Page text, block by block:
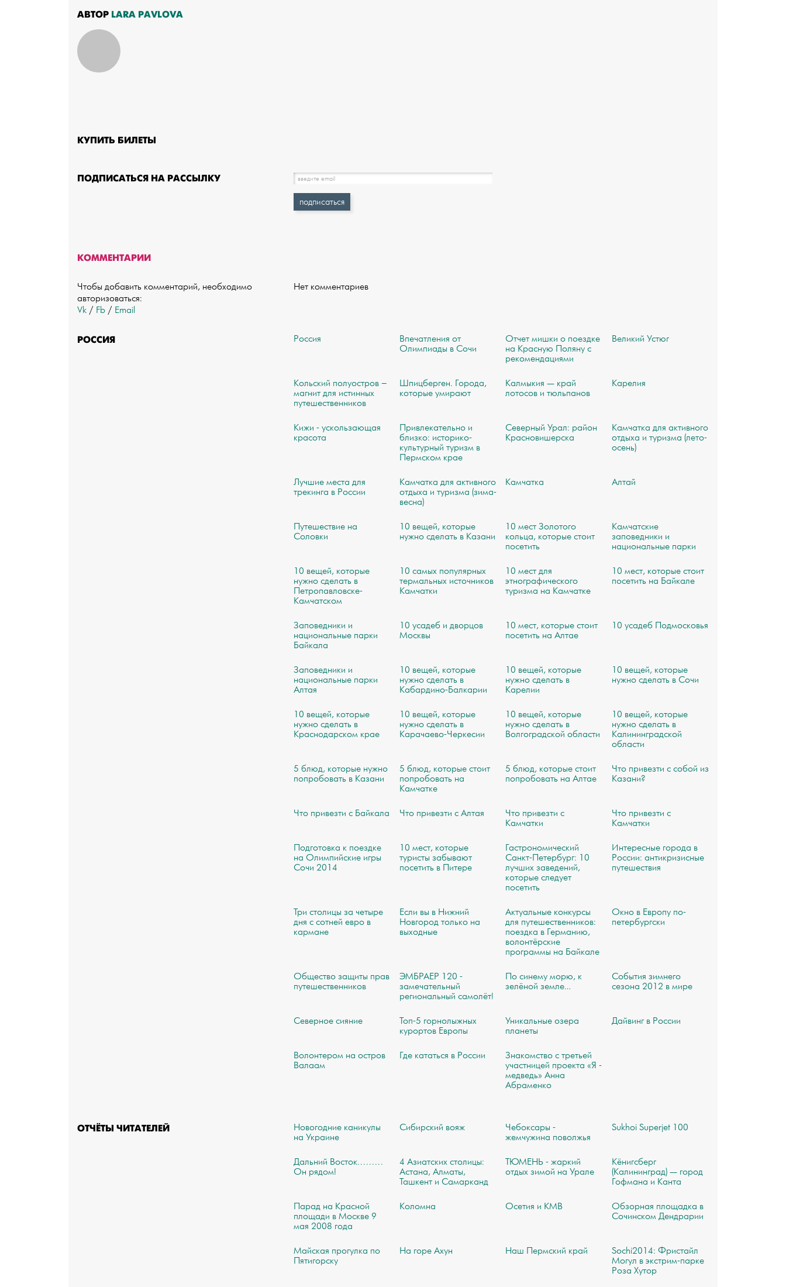
АВТОР LARA PAVLOVA
КУПИТЬ БИЛЕТЫ
ПОДПИСАТЬСЯ НА РАССЫЛКУ
КОММЕНТАРИИ
Чтобы добавить комментарий, необходимо
авторизоваться:
Vk / Fb / Email
Нет комментариев
РОССИЯ Россия
Впечатления от
Олимпиады в Сочи
Отчет мишки о поездке
на Красную Поляну с
рекомендациями
Великий Устюг
Кольский полуостров –
магнит для истинных
путешественников
Шпицберген. Города,
которые умирают
Калмыкия — край
лотосов и тюльпанов
Карелия
Кижи - ускользающая
красота
Привлекательно и
близко: историко-
культурный туризм в
Пермском крае
Северный Урал: район
Красновишерска
Камчатка для активного
отдыха и туризма (лето-
осень)
Лучшие места для
трекинга в России
Камчатка для активного
отдыха и туризма (зима-
весна)
Камчатка Алтай
Путешествие на
Соловки
10 вещей, которые
нужно сделать в Казани
10 мест Золотого
кольца, которые стоит
посетить
Камчатские
заповедники и
национальные парки
10 вещей, которые
нужно сделать в
Петропавловске-
Камчатском
10 самых популярных
термальных источников
Камчатки
10 мест для
этнографического
туризма на Камчатке
10 мест, которые стоит
посетить на Байкале
Заповедники и
национальные парки
Байкала
10 усадеб и дворцов
Москвы
10 мест, которые стоит
посетить на Алтае
10 усадеб Подмосковья
Заповедники и
национальные парки
Алтая
10 вещей, которые
нужно сделать в
Кабардино-Балкарии
10 вещей, которые
нужно сделать в
Карелии
10 вещей, которые
нужно сделать в Сочи
10 вещей, которые
нужно сделать в
Краснодарском крае
10 вещей, которые
нужно сделать в
Карачаево-Черкесии
10 вещей, которые
нужно сделать в
Волгоградской области
10 вещей, которые
нужно сделать в
Калининградской
области
5 блюд, которые нужно
попробовать в Казани
5 блюд, которые стоит
попробовать на
Камчатке
5 блюд, которые стоит
попробовать на Алтае
Что привезти с собой из
Казани?
Что привезти с Байкала Что привезти с Алтая
Что привезти с
Камчатки
Что привезти с
Камчатки
Подготовка к поездке
на Олимпийские игры
Сочи 2014
10 мест, которые
туристы забывают
посетить в Питере
Гастрономический
Санкт-Петербург: 10
лучших заведений,
которые следует
посетить
Интересные города в
России: антикризисные
путешествия
Три столицы за четыре
дня с сотней евро в
кармане
Если вы в Нижний
Новгород только на
выходные
Актуальные конкурсы
для путешественников:
поездка в Германию,
волонтёрские
программы на Байкале
Окно в Европу по-
петербургски
Общество защиты прав
путешественников
ЭМБРАЕР 120 -
замечательный
региональный самолёт!
По синему морю, к
зелёной земле…
События зимнего
сезона 2012 в мире
Северное сияние
Топ-5 горнолыжных
курортов Европы
Уникальные озера
планеты
Дайвинг в России
Волонтером на остров
Валаам
Где кататься в России
Знакомство с третьей
участницей проекта «Я -
медведь» Анна
Абраменко
ОТЧЁТЫ ЧИТАТЕЛЕЙ
Новогодние каникулы
на Украине
Сибирский вояж
Чебоксары -
жемчужина поволжья
Sukhoi Superjet 100
Дальний Восток.........
Он рядом!
4 Азиатских столицы:
Астана, Алматы,
Ташкент и Самарканд
ТЮМЕНЬ - жаркий
отдых зимой на Урале
Кёнигсберг
(Калининград) — город
Гофмана и Канта
Парад на Красной
площади в Москве 9
мая 2008 года
Коломна Осетия и КМВ
Обзорная площадка в
Сочинском Дендрарии
Майская прогулка по
Пятигорску
На горе Ахун Наш Пермский край
Sochi2014: Фристайл
Могул в экстрим-парке
Роза Хутор